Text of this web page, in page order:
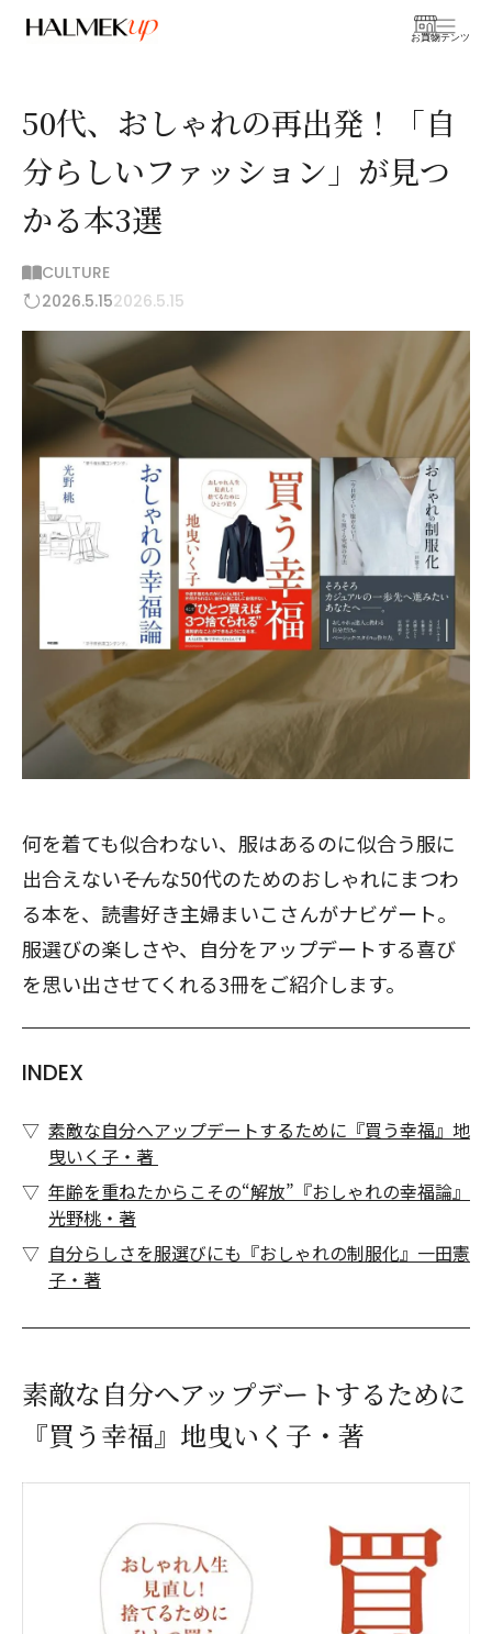
お買物
コンテンツ
50代、おしゃれの再出発！「自
分らしいファッション」が見つ
かる本3選
CULTURE
2026.5.152026.5.15
何を着ても似合わない、服はあるのに似合う服に
出合えない――そんな50代のためのおしゃれにまつわ
る本を、読書好き主婦まいこさんがナビゲート。
服選びの楽しさや、自分をアップデートする喜び
を思い出させてくれる3冊をご紹介します。
INDEX
素敵な自分へアップデートするために『買う幸福』地
曳いく子・著
年齢を重ねたからこその“解放”『おしゃれの幸福論』
光野桃・著
自分らしさを服選びにも『おしゃれの制服化』一田憲
子・著
素敵な自分へアップデートするために
『買う幸福』地曳いく子・著